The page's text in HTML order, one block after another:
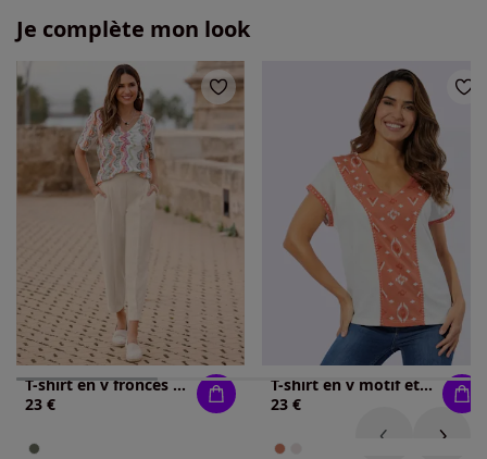
Je complète mon look
T-shirt en v fronces tendance
23 €
T-shirt en v motif ethnique tendance
23 €